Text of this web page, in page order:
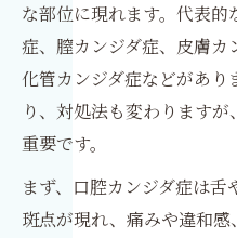
な部位に現れます。代表
症、膣カンジダ症、皮膚カ
化管カンジダ症などがあり
り、対処法も変わります
重要です。
まず、口腔カンジダ症は
斑点が現れ、痛みや違和